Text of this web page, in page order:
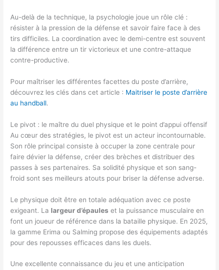
Au-delà de la technique, la psychologie joue un rôle clé :
résister à la pression de la défense et savoir faire face à des
tirs difficiles. La coordination avec le demi-centre est souvent
la différence entre un tir victorieux et une contre-attaque
contre-productive.
Pour maîtriser les différentes facettes du poste d’arrière,
découvrez les clés dans cet article : Maitriser le poste d’arrière
au handball.
Le pivot : le maître du duel physique et le point d’appui offensif
Au cœur des stratégies, le pivot est un acteur incontournable.
Son rôle principal consiste à occuper la zone centrale pour
faire dévier la défense, créer des brèches et distribuer des
passes à ses partenaires. Sa solidité physique et son sang-
froid sont ses meilleurs atouts pour briser la défense adverse.
Le physique doit être en totale adéquation avec ce poste
exigeant. La largeur d’épaules et la puissance musculaire en
font un joueur de référence dans la bataille physique. En 2025,
la gamme Erima ou Salming propose des équipements adaptés
pour des repousses efficaces dans les duels.
Une excellente connaissance du jeu et une anticipation